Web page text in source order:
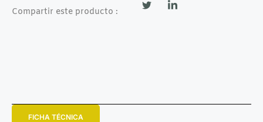
Compartir este producto :
FICHA TÉCNICA